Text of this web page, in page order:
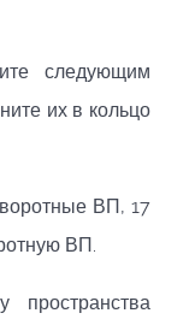
следующим
их в кольцо
ВП, 17
ВП.